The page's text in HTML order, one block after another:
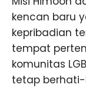
kencan baru
kepribadian
tempat
komunitas
tetap